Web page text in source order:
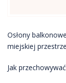
Osłony
miejskiej
Jak